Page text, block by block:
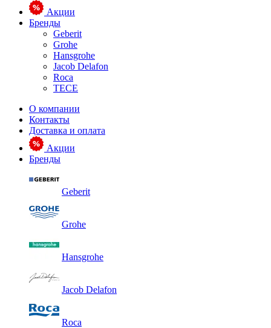
Акции
Бренды
Geberit
Grohe
Hansgrohe
Jacob Delafon
Roca
TECE
О компании
Контакты
Доставка и оплата
Акции
Бренды
Geberit
Grohe
Hansgrohe
Jacob Delafon
Roca